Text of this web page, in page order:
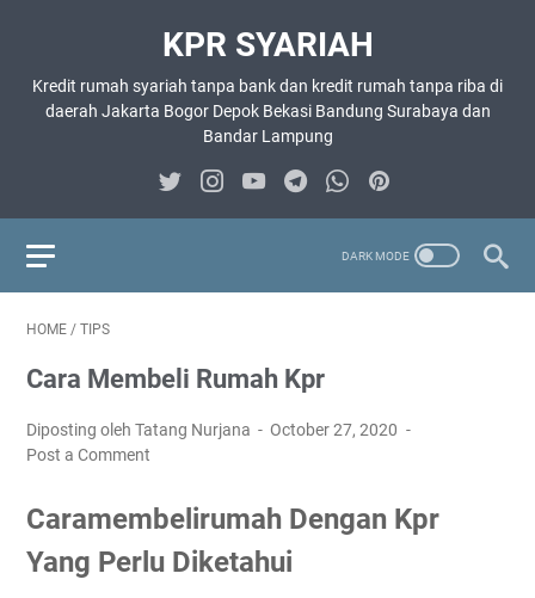
KPR SYARIAH
Kredit rumah syariah tanpa bank dan kredit rumah tanpa riba di
daerah Jakarta Bogor Depok Bekasi Bandung Surabaya dan
Bandar Lampung
HOME / TIPS
Cara Membeli Rumah Kpr
Diposting oleh Tatang Nurjana
October 27, 2020
Post a Comment
Caramembelirumah Dengan Kpr
Yang Perlu Diketahui